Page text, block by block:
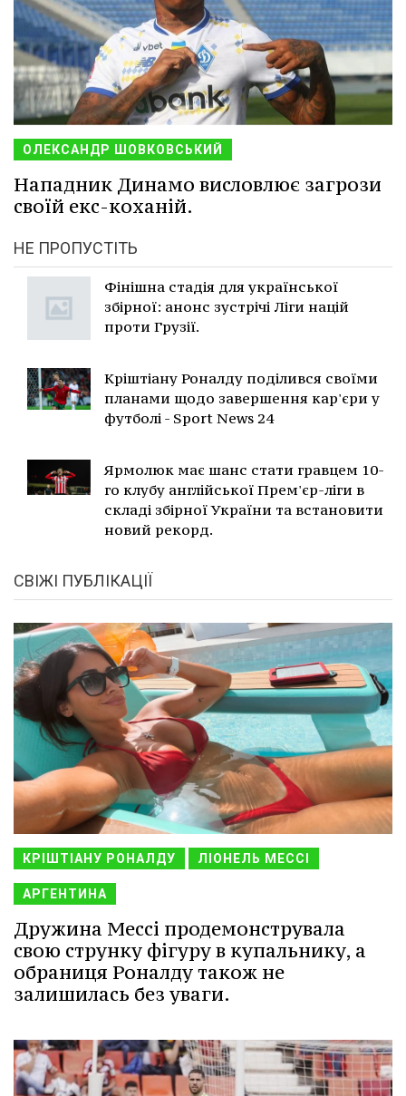
ОЛЕКСАНДР ШОВКОВСЬКИЙ
Нападник Динамо висловлює загрози
своїй екс-коханій.
НЕ ПРОПУСТІТЬ
Фінішна стадія для української
збірної: анонс зустрічі Ліги націй
проти Грузії.
Кріштіану Роналду поділився своїми
планами щодо завершення кар'єри у
футболі - Sport News 24
Ярмолюк має шанс стати гравцем 10-
го клубу англійської Прем'єр-ліги в
складі збірної України та встановити
новий рекорд.
СВІЖІ ПУБЛІКАЦІЇ
КРІШТІАНУ РОНАЛДУ ЛІОНЕЛЬ МЕССІ
АРГЕНТИНА
Дружина Мессі продемонструвала
свою струнку фігуру в купальнику, а
обраниця Роналду також не
залишилась без уваги.